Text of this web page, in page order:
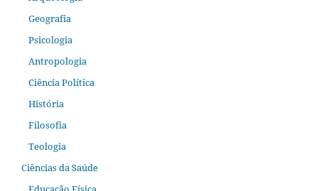
Geografia
Psicologia
Antropologia
Ciência Política
História
Filosofia
Teologia
Ciências da Saúde